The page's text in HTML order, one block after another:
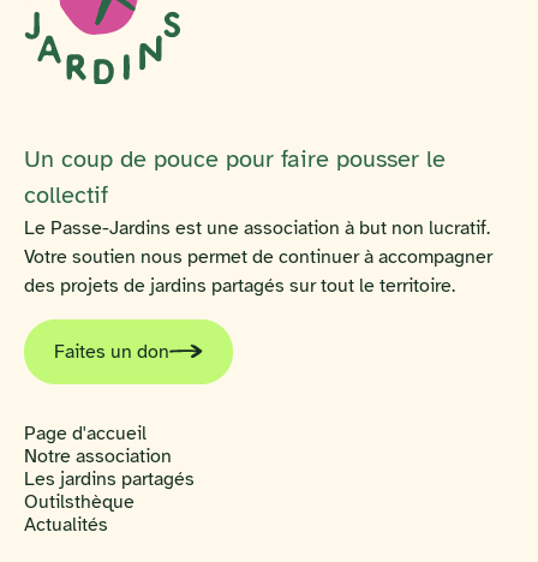
Un coup de pouce pour faire pousser le
collectif
Le Passe-Jardins est une association à but non lucratif.
Votre soutien nous permet de continuer à accompagner
des projets de jardins partagés sur tout le territoire.
Faites un don
Page d'accueil
Notre association
Les jardins partagés
Outilsthèque
Actualités